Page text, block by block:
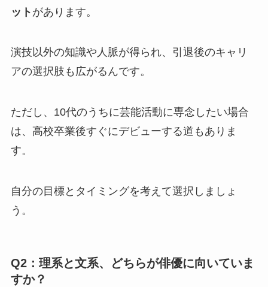
ット があります。
演技以外の知識や人脈が得られ、引退後のキャリ
アの選択肢も広がるんです。
ただし、10代のうちに芸能活動に専念したい場合
は、高校卒業後すぐにデビューする道もありま
す。
自分の目標とタイミングを考えて選択しましょ
う。
Q2：理系と文系、どちらが俳優に向いていま
すか？